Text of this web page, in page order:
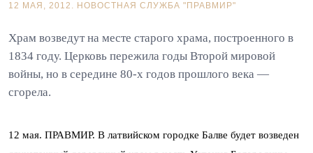
12 МАЯ, 2012. НОВОСТНАЯ СЛУЖБА "ПРАВМИР"
Храм возведут на месте старого храма, построенного в
1834 году. Церковь пережила годы Второй мировой
войны, но в середине 80-х годов прошлого века —
сгорела.
12 мая. ПРАВМИР. В латвийском городке Балве будет возведен